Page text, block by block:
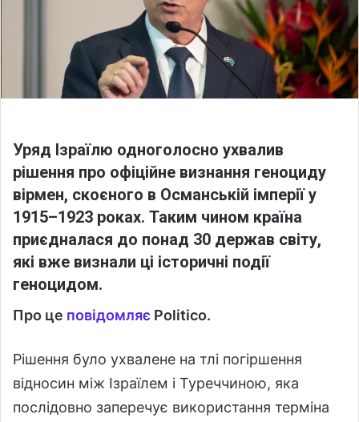
X a
Уряд Ізраїлю одноголосно ухвалив
рішення про офіційне визнання геноциду
вірмен, скоєного в Османській імперії у
1915–1923 роках. Таким чином країна
приєдналася до понад 30 держав світу,
які вже визнали ці історичні події
геноцидом.
Про це повідомляє Politico.
Рішення було ухвалене на тлі погіршення
відносин між Ізраїлем і Туреччиною, яка
послідовно заперечує використання терміна